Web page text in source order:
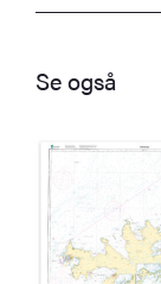
Se også